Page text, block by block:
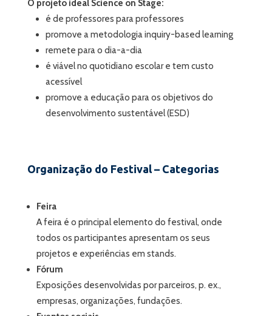
O projeto ideal Science on Stage:
é de professores para professores
promove a metodologia inquiry-based learning
remete para o dia-a-dia
é viável no quotidiano escolar e tem custo
acessível
promove a educação para os objetivos do
desenvolvimento sustentável (ESD)
Organização do Festival – Categorias
Feira
A feira é o principal elemento do festival, onde
todos os participantes apresentam os seus
projetos e experiências em stands.
Fórum
Exposições desenvolvidas por parceiros, p. ex.,
empresas, organizações, fundações.